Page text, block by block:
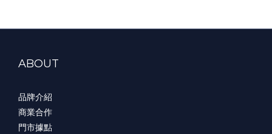
ABOUT
品牌介紹
商業合作
門市據點